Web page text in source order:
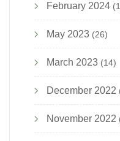
February 2024
May 2023 (26)
March 2023 (14)
December 2022
November 2022